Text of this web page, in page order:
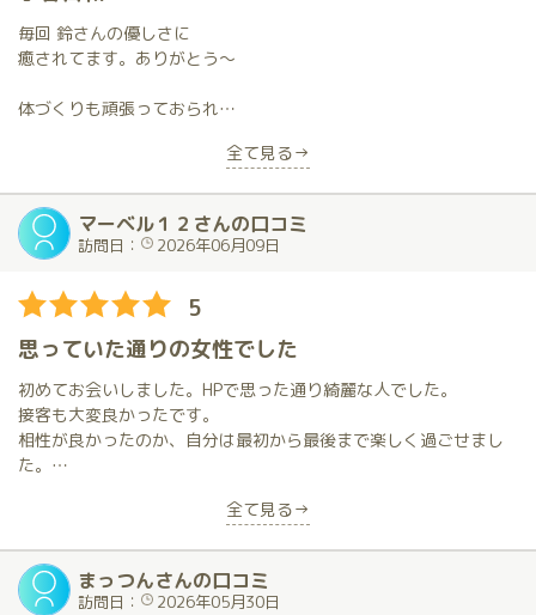
素が皆無なことなど普通は考えられませんが、これまで1ミリたり
とも不満点を感じたことがないのです。お逢いするたびに想像を
ています。
前回琥珀をあとにする際になんとも言えない寂しさを感じまし
会した時に喜びが爆発することが分かりました。何事にも我慢と
忍耐が必要であり「過ぎたるは及ばざるが如し」ということで
す。これからもこの運命的な出逢いを大切に一生通い続けます。
毎回 鈴さんの優しさに
癒されてます。ありがとう～
体づくりも頑張っておられ
優しい手技やお口で
トロトロにされました(照)
全て見る→
マーベル１２さんの口コミ
訪問日： 2026年06月09日
5
思っていた通りの女性でした
初めてお会いしました。HPで思った通り綺麗な人でした。
接客も大変良かったです。
相性が良かったのか、自分は最初から最後まで楽しく過ごせまし
た。
全て見る→
まっつんさんの口コミ
訪問日： 2026年05月30日